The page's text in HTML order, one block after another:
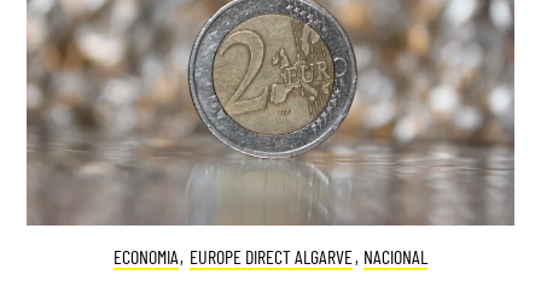
ECONOMIA, EUROPE DIRECT ALGARVE, NACIONAL